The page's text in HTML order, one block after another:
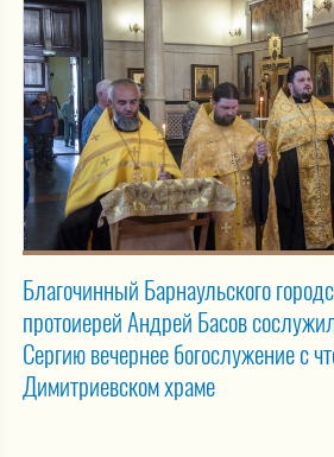
Благочинный Барнаульского
протоиерей Андрей Басов
Сергию вечернее богослужение с
Димитриевском храме